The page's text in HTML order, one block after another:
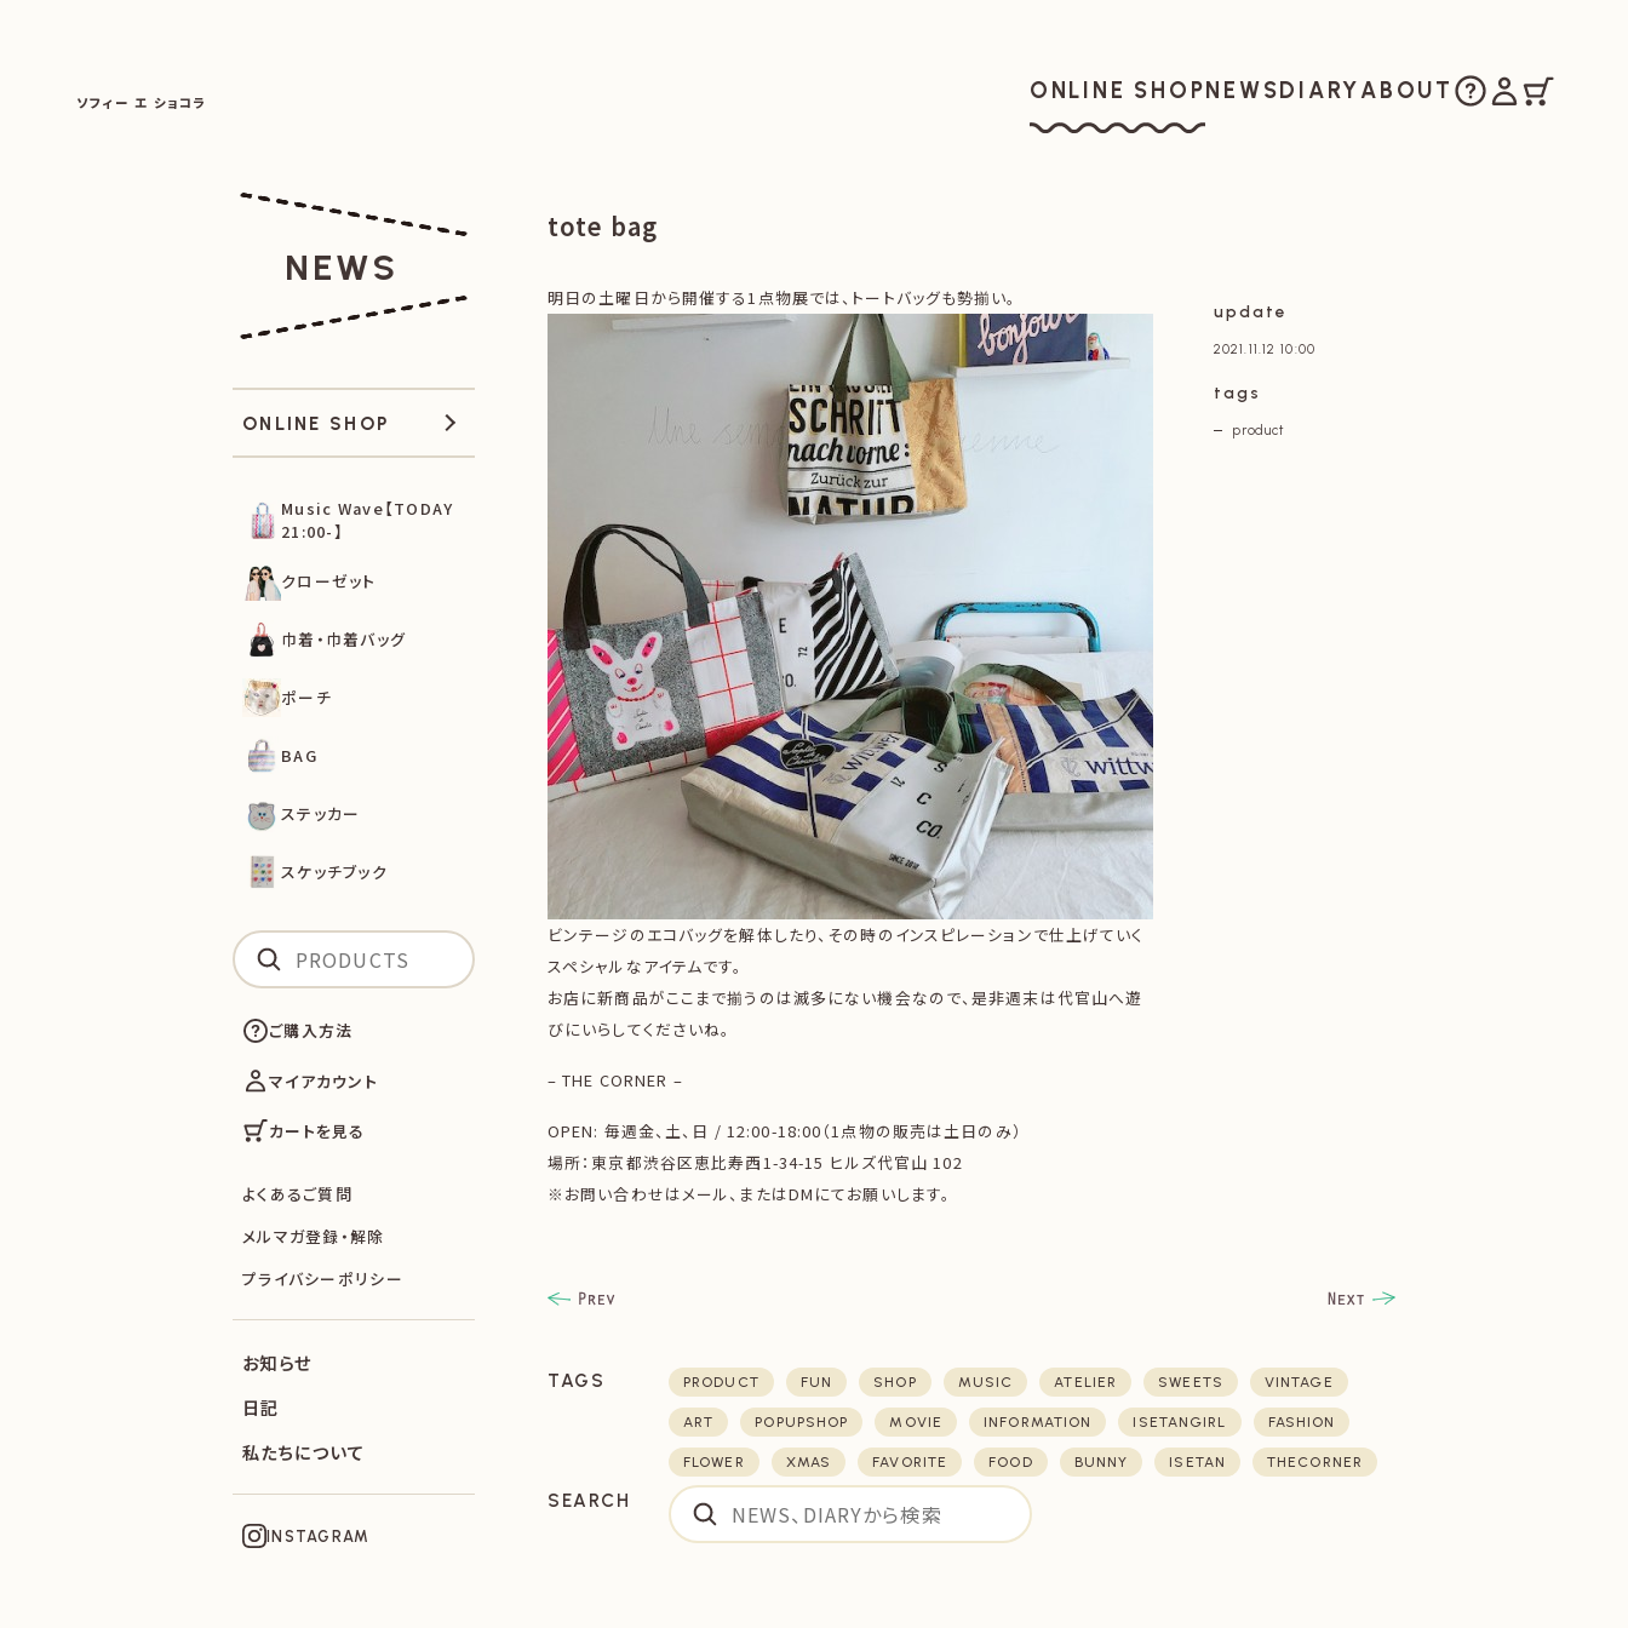
ソフィー エ ショコラ
||
ONLINE SHOP NEWSお知らせ
DIARY日記
ABOUT 私たちについて
ご購入方法
マイアカウ
NEWS
tote bag
明日の土曜日から開催する1点物展では、トートバッグも勢揃い。
ビンテージのエコバッグを解体したり、その時のインスピレーションで仕上げていく
スペシャルなアイテムです。
お店に新商品がここまで揃うのは滅多にない機会なので、是非週末は代官山へ遊
びにいらしてくださいね。
– THE CORNER –
OPEN: 毎週金、土、日 / 12:00-18:00（1点物の販売は土日のみ）
場所：東京都渋谷区恵比寿西1-34-15 ヒルズ代官山 102
※お問い合わせはメール、またはDMにてお願いします。
update
2021.11.12 10:00
tags
product
TAGS PRODUCT FUN SHOP MUSIC ATELIER SWEETS VINTAGE
ART POPUPSHOP MOVIE INFORMATION ISETANGIRL FASHION
FLOWER XMAS FAVORITE FOOD BUNNY ISETAN THECORNER
SEARCH
ONLINE SHOP
Music Wave【TODAY
21:00-】
クローゼット
巾着・巾着バッグ
ポーチ
BAG
ステッカー
スケッチブック
ご購入方法
マイアカウント
カートを見る
よくあるご質問
メルマガ登録・解除
プライバシーポリシー
お知らせ
日記
私たちについて
INSTAGRAM